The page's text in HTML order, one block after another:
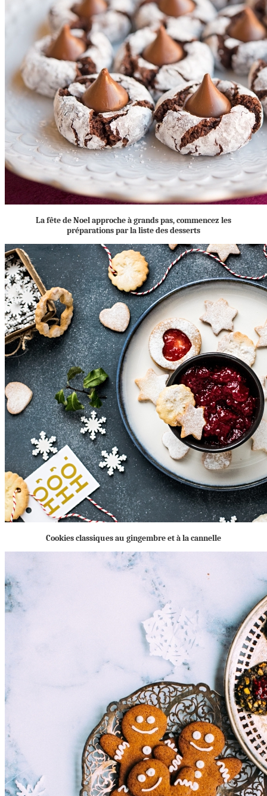
La fête de Noel approche à grands pas, commencez les
préparations par la liste des desserts
Cookies classiques au gingembre et à la cannelle